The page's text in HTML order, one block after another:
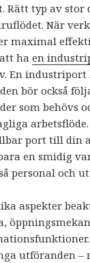
Rätt typ av stor
När
maximal
att haen
En industriport
bör också
som behövs
port till din
en smidig
personal och
aspekter
utföranden –